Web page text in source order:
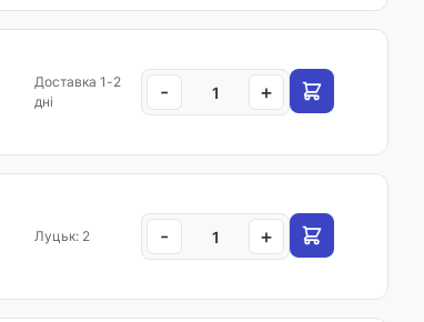
Доставка 1-2
дні
- +
Луцьк: 2 - +